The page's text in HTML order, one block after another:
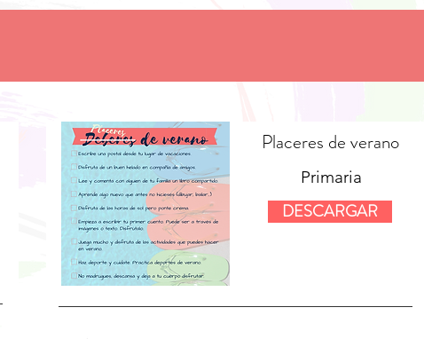
Placeres de verano
Primaria
DESCARGAR